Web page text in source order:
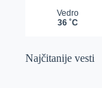
Najčitanije vesti